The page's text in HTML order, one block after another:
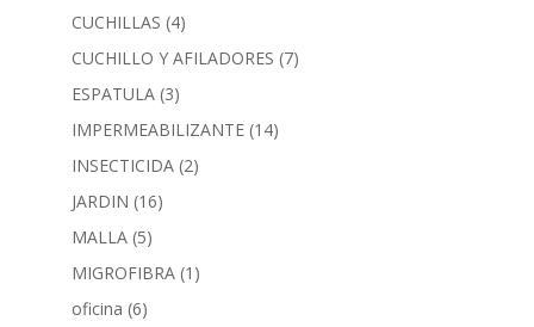
CUCHILLAS (4)
CUCHILLO Y AFILADORES (7)
ESPATULA (3)
IMPERMEABILIZANTE (14)
INSECTICIDA (2)
JARDIN (16)
MALLA (5)
MIGROFIBRA (1)
oficina (6)